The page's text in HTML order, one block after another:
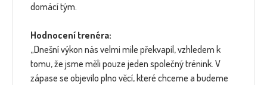
domácí tým.
Hodnocení trenéra:
„Dnešní výkon nás velmi mile překvapil, vzhledem k
tomu, že jsme měli pouze jeden společný trénink. V
zápase se objevilo plno věcí, které chceme a budeme